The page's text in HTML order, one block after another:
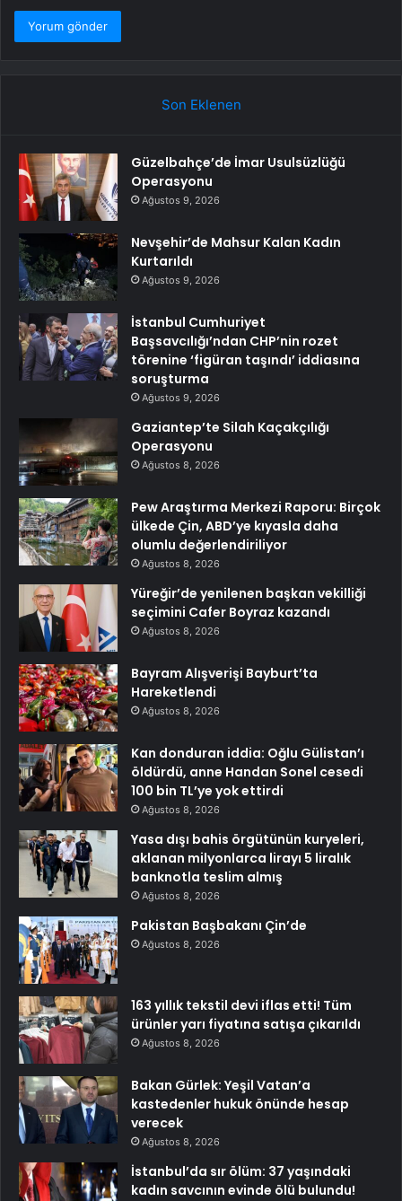
Son Eklenen
Güzelbahçe’de İmar Usulsüzlüğü
Operasyonu
Ağustos 9, 2026
Nevşehir’de Mahsur Kalan Kadın
Kurtarıldı
Ağustos 9, 2026
İstanbul Cumhuriyet
Başsavcılığı’ndan CHP’nin rozet
törenine ‘figüran taşındı’ iddiasına
soruşturma
Ağustos 9, 2026
Gaziantep’te Silah Kaçakçılığı
Operasyonu
Ağustos 8, 2026
Pew Araştırma Merkezi Raporu: Birçok
ülkede Çin, ABD’ye kıyasla daha
olumlu değerlendiriliyor
Ağustos 8, 2026
Yüreğir’de yenilenen başkan vekilliği
seçimini Cafer Boyraz kazandı
Ağustos 8, 2026
Bayram Alışverişi Bayburt’ta
Hareketlendi
Ağustos 8, 2026
Kan donduran iddia: Oğlu Gülistan’ı
öldürdü, anne Handan Sonel cesedi
100 bin TL’ye yok ettirdi
Ağustos 8, 2026
Yasa dışı bahis örgütünün kuryeleri,
aklanan milyonlarca lirayı 5 liralık
banknotla teslim almış
Ağustos 8, 2026
Pakistan Başbakanı Çin’de
Ağustos 8, 2026
163 yıllık tekstil devi iflas etti! Tüm
ürünler yarı fiyatına satışa çıkarıldı
Ağustos 8, 2026
Bakan Gürlek: Yeşil Vatan’a
kastedenler hukuk önünde hesap
verecek
Ağustos 8, 2026
İstanbul’da sır ölüm: 37 yaşındaki
kadın savcının evinde ölü bulundu!